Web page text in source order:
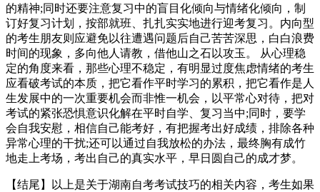
的精神;同时还要注意复习中的盲目化倾向与情绪化倾向，制
订好复习计划，按部就班、扎扎实实地进行迎考复习。内向型
的考生朋友则应避免以往遭遇问题后自己苦苦深思，白白浪费
时间的现象，多向他人请教，借他山之石以攻玉。 从心理稳
定的角度来看，那些心理不稳定，有明显过度焦虑情绪的考生
应看破考试的本质，把它看作平时学习的累积，把它看作是人
生发展中的一次重要机会而非惟一机会，以平常心对待，把对
考试的紧张恐惧意识化解在平时自学、复习当中;同时，要学
会自我安慰，相信自己能考好，有把握考出好成绩，排除各种
异常心理的干扰;还可以通过自我放松的办法，最终胸有成竹
地走上考场，考出自己的真实水平，早日圆自己的成才梦。
【结尾】以上是关于湖南自考考试技巧的相关内容，考生如果